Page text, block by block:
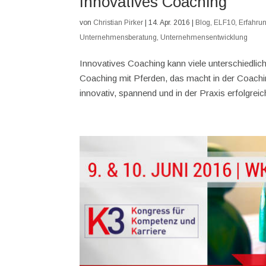
von Christian Pirker |14. Apr. 2016 Blog, ELF10,
Unternehmensberatung, Unternehmensentwicklung
Innovatives Coaching kann viele
Coaching mit Pferden, das macht in der
innovativ, spannend und in der Praxis